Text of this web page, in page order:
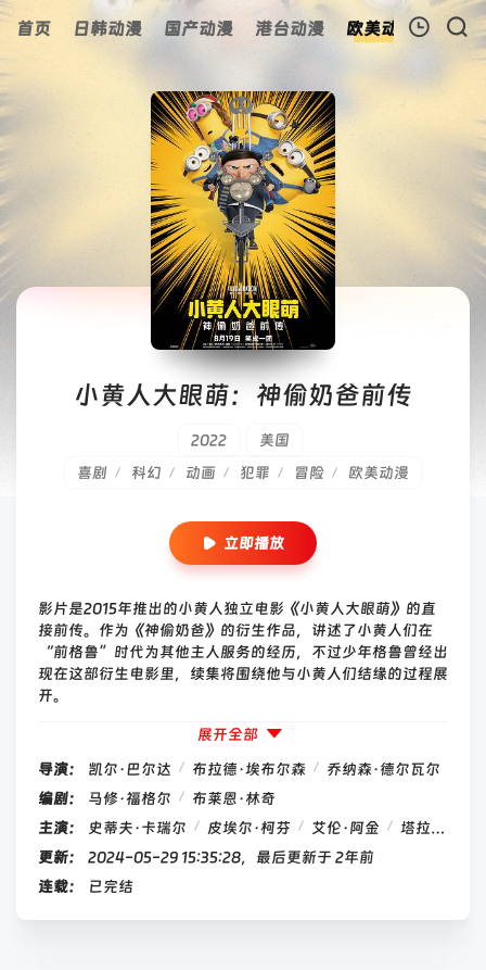
首页 日韩动漫 国产动漫 港台动漫 欧美动漫 动漫
暂无观看影片的记录
小黄人大眼萌：神偷奶爸前传
2022
美国
喜剧 / 科幻 / 动画 / 犯罪 / 冒险 / 欧美动漫
立即播放
影片是2015年推出的小黄人独立电影《小黄人大眼萌》的直
接前传。作为《神偷奶爸》的衍生作品，讲述了小黄人们在
“前格鲁”时代为其他主人服务的经历，不过少年格鲁曾经出
现在这部衍生电影里，续集将围绕他与小黄人们结缘的过程展
开。
展开全部
导演：
凯尔·巴尔达 / 布拉德·埃布尔森 / 乔纳森·德尔瓦尔
编剧：
马修·福格尔 / 布莱恩·林奇
主演：
史蒂夫·卡瑞尔 / 皮埃尔·柯芬 / 艾伦·阿金 / 塔拉吉·P·汉森
更新：
2024-05-29 15:35:28，最后更新于 2年前
连载：
已完结